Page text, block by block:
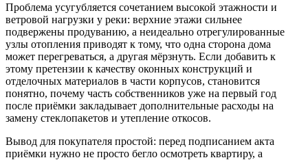
Проблема усугубляется сочетанием высокой этажности и
ветровой нагрузки у реки: верхние этажи сильнее
подвержены продуванию, а неидеально отрегулированные
узлы отопления приводят к тому, что одна сторона дома
может перегреваться, а другая мёрзнуть. Если добавить к
этому претензии к качеству оконных конструкций и
отделочных материалов в части корпусов, становится
понятно, почему часть собственников уже на первый год
после приёмки закладывает дополнительные расходы на
замену стеклопакетов и утепление откосов.
Вывод для покупателя простой: перед подписанием акта
приёмки нужно не просто бегло осмотреть квартиру, а